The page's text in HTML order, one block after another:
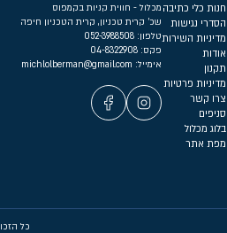
חנות כלי כתיבה
הסדרי נגישות
מדיניות השירות
אודות
תקנון
מדיניות פרטיות
צרו קשר
סניפים
בלוג מכלול
מפת אתר
מכלול - חווית קניות בקמפוס
שכ’ קרית טכניון, קרית הטכניון חיפה
טלפון:
פקס: 04-8322908
אימייל:
כל הזכויות